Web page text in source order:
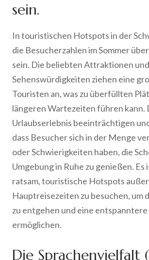
sein.
In touristischen Hotspots in der
die Besucherzahlen im Sommer
sein. Die beliebten Attraktionen und
Sehenswürdigkeiten ziehen eine
Touristen an, was zu überfüllten
längeren Wartezeiten führen kann.
Urlaubserlebnis beeinträchtigen
dass Besucher sich in der Menge
oder Schwierigkeiten haben, die
Umgebung in Ruhe zu genießen. Es
ratsam, touristische Hotspots
Hauptreisezeiten zu besuchen, um
zu entgehen und eine
ermöglichen.
Die Sprachenvielfalt